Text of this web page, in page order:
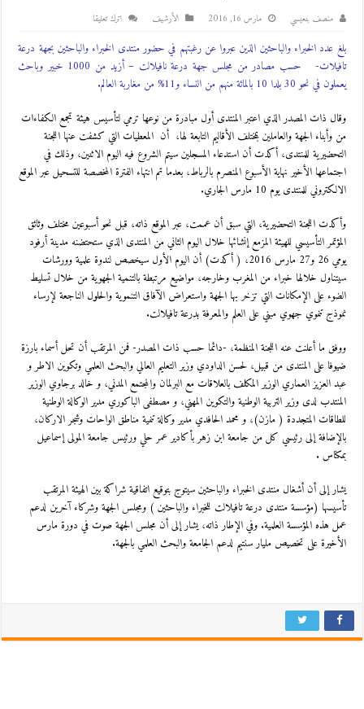
منصف بنعيسي مارس 16, 2016 اﻷرشيف اترك تعليقا
بلغ عدد الخبراء والباحثين الذين عبروا عن رغبتهم في حضور منتدى الخبراء والباحثين بجهة درعة
تافيلات- حسب مصادر من مجلس جهة درعة نافيلالت – أزيد من 1000 خبير وباحث
يعملون في نحو 30 بلدا 10 بالمائة منهم من النساء و11% من مغاربة العالم.
وقال ذات المصدر الذي اعتبر المنتدى أول مبادرة من نوعها ترمي لتأسيس هيئة تجمع الكفاءات
من وأبناء الجهة والعاملين بمختلف الأقاليم التابعة لها، أن المعطيات التي كشفت عنها اللجنة
التحضيرية للمنتدى، أكدت أن استدعاء المسجلين سيتم الشروع فيه اليوم الاثنين، وذلك في
اجتماعها الأخير نهاية الأسبوع المنصرم بالرباط، بعدما تم انتهاء الفترة المخصصة للتسحيل عبر الموقع
الالكتروني للمنتدى يوم 10 مارس الجاري.
وأكدت اللجنة التحضيرية، التي سبق أن عممت، عبر الموقع ذاته، قبل نحو أسبوعين مختلف وثائق
المؤتمر التأسيسي للهيئة المزمع إنشائها خلال اليوم الثاني من المنتدى الذي ستحتضنه مدينة أرفود
يومي 26 و27 مارس 2016، ( أكدت) أن اليوم الأول سيخصص لندوة علمية وورشات
سيتناول خلالها خبراء من المغرب وخارجه، مواضيع مرتبطة بالتنمية الجهوية من خلال تسليط
الضوء على الإمكانات التي تزخر بها الجهة واستعراض الآفاق التنموية والحلول الناجعة لإرساء
نموذج تنموي جهوي مبني على العلم والمعرفة بدرعة تافيلالت.
ووفق ما أعلنت عنه اللجنة المنظمة، -دائما حسب ذات المصدر- فمن المرتقب أن تحل أسماء بارزة
ضيوفا على المنتدى من قبيل، لحسن الداودي وزير التعليم العالي والبحث العلمي وتكوين الاطر و
عبد العزيز العماري الوزير المكلف بالعلاقات مع البرلمان والمجتمع المدني، و خالد برجاوي الوزير
المنتدب لدى وزير التربية الوطنية والتكوين المهني، و مصطفى الباكوري مدير الوكالة الوطنية
للطاقات المتجددة ( مازن)، و محمد الحافدي مدير وكالة تنمية مناطق الواحات وشجر الاركان،
بالإضافة إلى رئيسي كل من جامعة ابن زهر بأكادير عمر حلي ورئيس جامعة المولى إسماعيل
بمكناس .
يشار إلى أن أشغال منتدى الخبراء والباحثين سيتوج بتوقيع اتفاقية شراكة بين الهيئة المرتقب
تأسيسها (مؤسسة منتدى درعة تافيلالت للخبراء والباحثين ) ومجلس الجهة وشركاء آخرين لدعم
عمل هذه المؤسسة العلمية. وفي الإطار ذاته، يشار إلى أن مجلس الجهة صوت في دورة مارس
الأخيرة على تخصيص مليار سنتيم لدعم الجامعة والبحث العلمي بالجهة.